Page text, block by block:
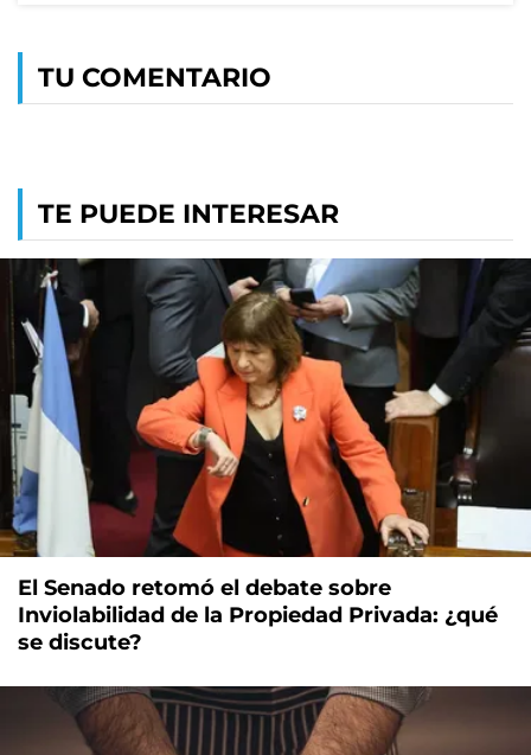
TU COMENTARIO
TE PUEDE INTERESAR
El Senado retomó el debate sobre
Inviolabilidad de la Propiedad Privada: ¿qué
se discute?